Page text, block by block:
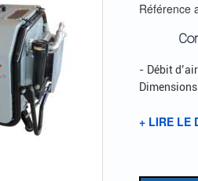
Référence
- Débit
+ LIRE LE